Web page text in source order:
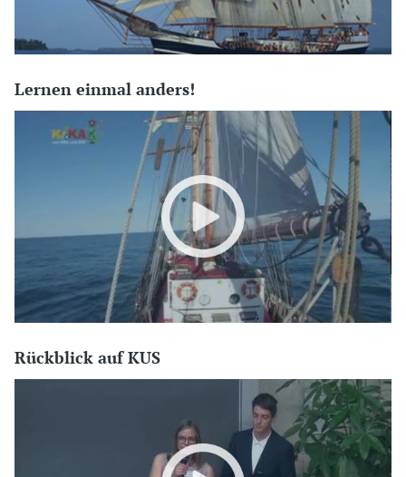
Lernen einmal anders!
Rückblick auf KUS